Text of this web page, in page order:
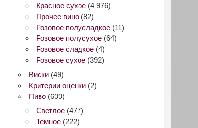
Красное сухое (4 976)
Прочее вино (82)
Розовое полусладкое (11)
Розовое полусухое (64)
Розовое сладкое (4)
Розовое сухое (392)
Виски (49)
Критерии оценки (2)
Пиво (699)
Светлое (477)
Темное (222)